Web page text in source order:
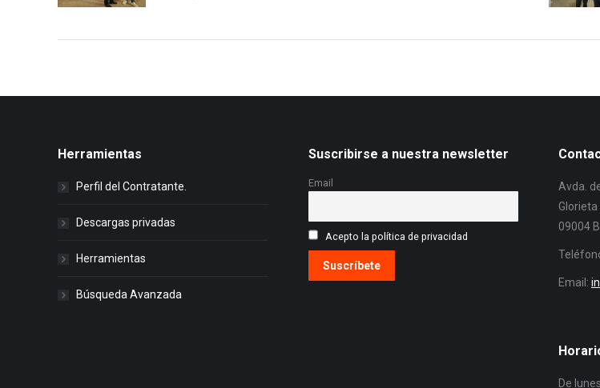
Herramientas
Perfil del Contratante.
Descargas privadas
Herramientas
Búsqueda Avanzada
Suscribirse a nuestra newsletter
Email
Acepto la política de privacidad
Avda.
Glorieta
09004
Email:
De